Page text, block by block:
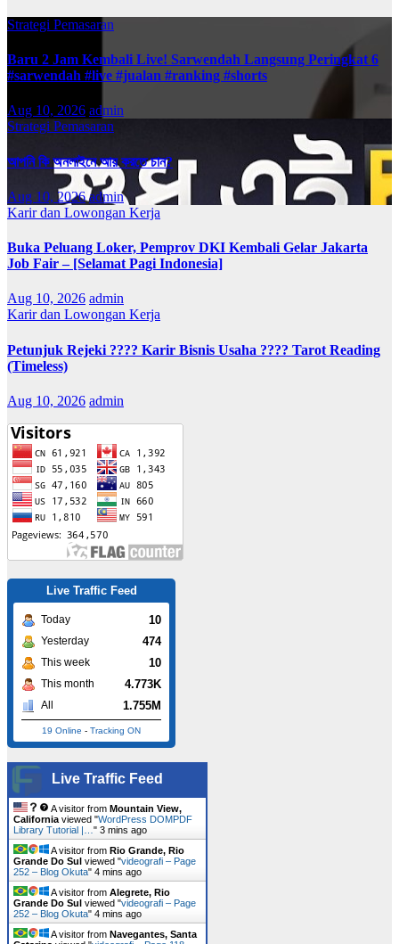
Strategi Pemasaran
Baru 2 Jam Kembali Live! Sarwendah Langsung Peringkat 6
#sarwendah #live #jualan #ranking #shorts
Aug 10, 2026 admin
Strategi Pemasaran
আপনি কি অনলাইনে আয় করতে চান?
Aug 10, 2026 admin
Karir dan Lowongan Kerja
Buka Peluang Loker, Pemprov DKI Kembali Gelar Jakarta
Job Fair – [Selamat Pagi Indonesia]
Aug 10, 2026 admin
Karir dan Lowongan Kerja
Petunjuk Rejeki ???? Karir Bisnis Usaha ???? Tarot Reading
(Timeless)
Aug 10, 2026 admin
Live Traffic Feed
Today 10
Yesterday 474
This week 10
This month 4.773K
All 1.755M
19 Online - Tracking ON
Live Traffic Feed
A visitor from Mountain View,
California viewed "WordPress DOMPDF
Library Tutorial |… " 3 mins ago
A visitor from Rio Grande, Rio
Grande Do Sul viewed "videografi – Page
252 – Blog Okuta" 4 mins ago
A visitor from Alegrete, Rio
Grande Do Sul viewed "videografi – Page
252 – Blog Okuta" 4 mins ago
A visitor from Navegantes, Santa